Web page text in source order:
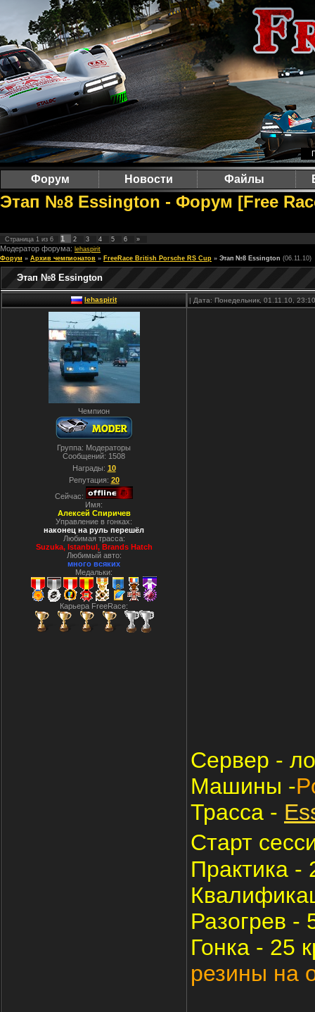
Форум Новости Файлы
Этап №8 Essington - Форум [Free
Страница 1 из 6 1 2 3 4 5 6 »
Модератор форума: lehaspirit
Форум » Архив чемпионатов » FreeRace British Porsche RS Cup » Этап №8 Essington (06.11.10)
Этап №8 Essington
lehaspirit | Дата: Понедельник, 01.11.10,
Чемпион
Группа: Модераторы
Сообщений: 1508
Награды: 10
Репутация: 20
Сейчас:
Имя:
Алексей Спиричев
Управление в гонках:
наконец на руль перешёл
Любимая трасса:
Suzuka, Istanbul, Вrands Hatch
Любимый авто:
много всяких
Медальки:
Карьера FreeRace:
Cервер -
Машины -
Трасса -
Старт
Практика -
Разогрев -
Гонка - 25
резины на